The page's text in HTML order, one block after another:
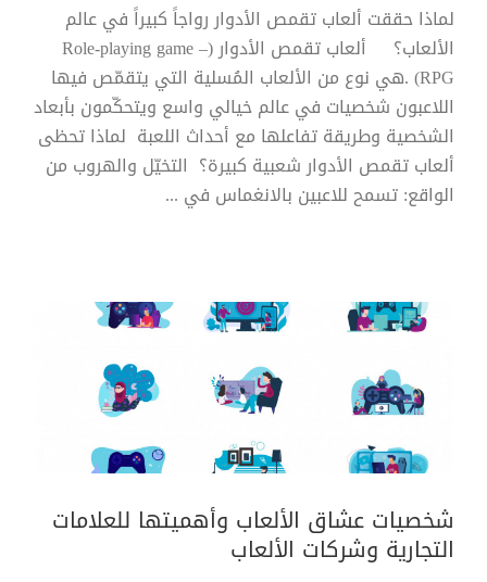
لماذا حققت ألعاب تقمص الأدوار رواجاً كبيراً في عالم
الألعاب؟ ألعاب تقمص الأدوار (Role-playing game –
RPG) .هي نوع من الألعاب المُسلية التي يتقمّص فيها
اللاعبون شخصيات في عالم خيالي واسع ويتحكّمون بأبعاد
الشخصية وطريقة تفاعلها مع أحداث اللعبة لماذا تحظى
ألعاب تقمص الأدوار شعبية كبيرة؟ التخيّل والهروب من
الواقع: تسمح للاعبين بالانغماس في ...
شخصيات عشاق الألعاب وأهميتها
شخصيات عشاق الألعاب وأهميتها للعلامات
التجارية وشركات الألعاب